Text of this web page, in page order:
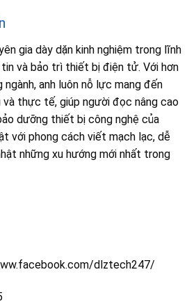
gia dày dặn kinh nghiệm trong lĩnh
và bảo trì thiết bị điện tử. Với hơn
anh luôn nỗ lực mang đến
và thực tế, giúp người đọc nâng cao
dưỡng thiết bị công nghệ của
với phong cách viết mạch lạc, dễ
những xu hướng mới nhất trong
dlztech247/